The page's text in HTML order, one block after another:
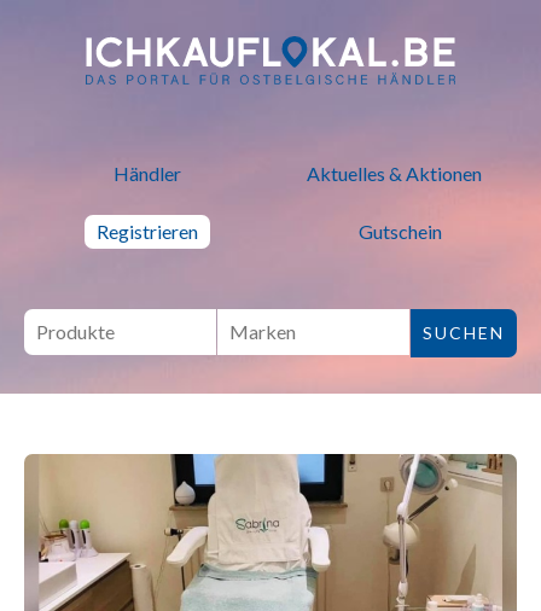
ich kauf lokal - Bei lokalen
Händler Aktuelles & Aktionen
Registrieren Gutschein